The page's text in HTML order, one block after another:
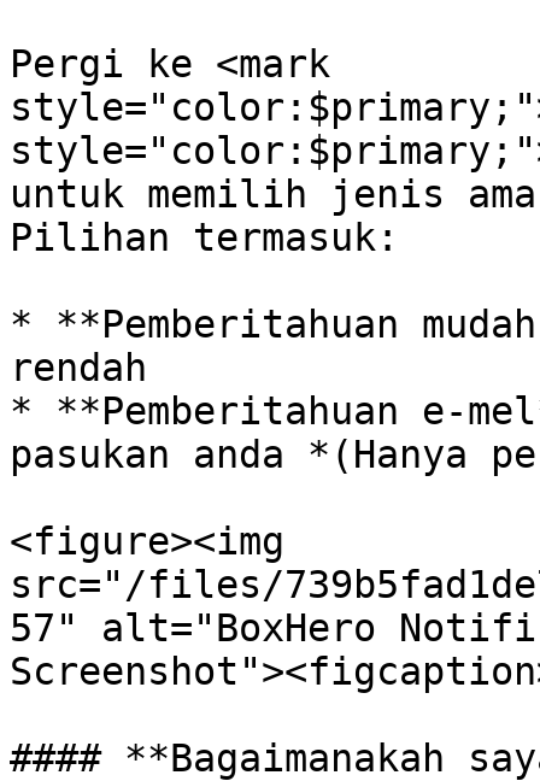
Pergi ke <mark
untuk memilih jenis
Pilihan termasuk:
* **Pemberitahuan
rendah
* **Pemberitahuan e-
pasukan anda *(Hanya
<figure><img
src="/files/
57" alt="BoxHero
#### **Bagaimanakah